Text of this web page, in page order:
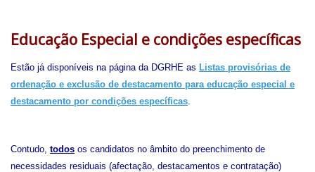
Educação Especial e condições específicas
Estão já disponíveis na página da DGRHE as Listas provisórias de
ordenação e exclusão de destacamento para educação especial e
destacamento por condições específicas.
Contudo, todos os candidatos no âmbito do preenchimento de
necessidades residuais (afectação, destacamentos e contratação)